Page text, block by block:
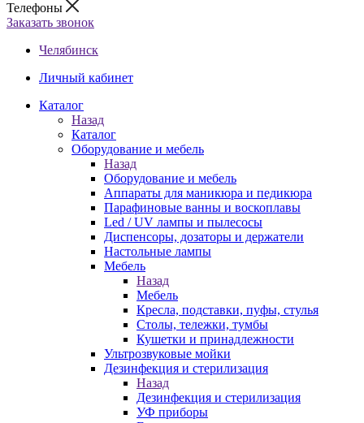
Телефоны
Заказать звонок
Челябинск
Личный кабинет
Каталог
Назад
Каталог
Оборудование и мебель
Назад
Оборудование и мебель
Аппараты для маникюра и педикюра
Парафиновые ванны и воскоплавы
Led / UV лампы и пылесосы
Диспенсоры, дозаторы и держатели
Настольные лампы
Мебель
Назад
Мебель
Кресла, подставки, пуфы, стулья
Столы, тележки, тумбы
Кушетки и принадлежности
Ультрозвуковые мойки
Дезинфекция и стерилизация
Назад
Дезинфекция и стерилизация
УФ приборы